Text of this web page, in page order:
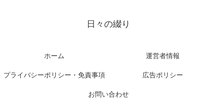
日々の綴り
ホーム 運営者情報
プライバシーポリシー・免責事項 広告ポリシー
お問い合わせ